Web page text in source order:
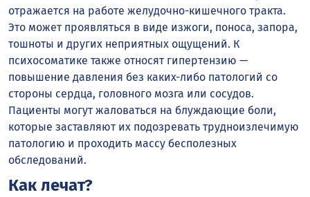
отражается на работе желудочно-кишечного тракта.
Это может проявляться в виде изжоги, поноса, запора,
тошноты и других неприятных ощущений. К
психосоматике также относят гипертензию —
повышение давления без каких-либо патологий со
стороны сердца, головного мозга или сосудов.
Пациенты могут жаловаться на блуждающие боли,
которые заставляют их подозревать трудноизлечимую
патологию и проходить массу бесполезных
обследований.
Как лечат?